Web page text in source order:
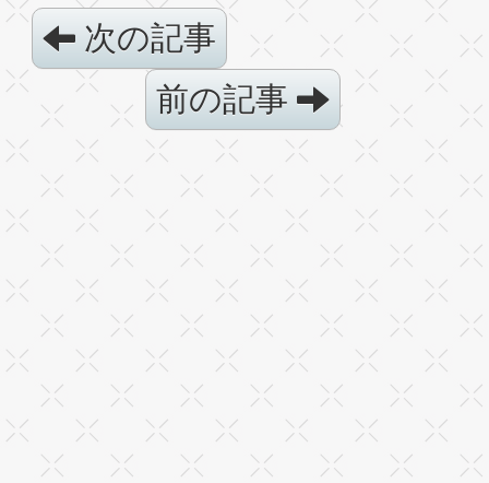
次の記事
前の記事